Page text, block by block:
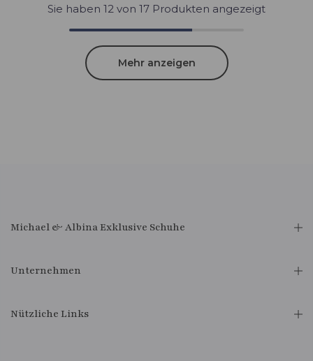
Sie haben 12 von 17 Produkten angezeigt
Mehr anzeigen
Michael & Albina Exklusive Schuhe
Unternehmen
Nützliche Links